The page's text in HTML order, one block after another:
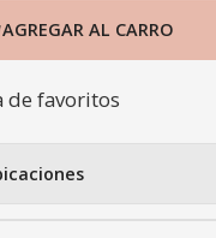
AGREGAR AL CARRO
de favoritos